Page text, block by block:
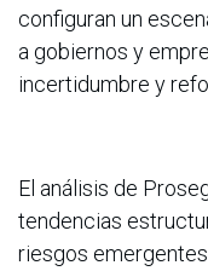
configuran un
a gobiernos y
incertidumbre y
El análisis de
tendencias
riesgos